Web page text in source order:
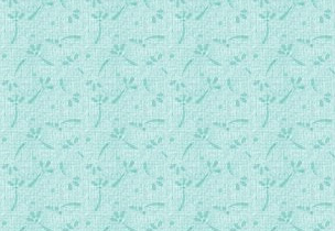
025.常年期第4周星期四日间祷.mp3
026.常年期第4周星期五日间祷.mp3
027.常年期第4周星期六日间祷.mp3
028.常年期第5周星期日日间祷.mp3
029.常年期第5周星期一日间祷.mp3
030.常年期第5周星期二日间祷.mp3